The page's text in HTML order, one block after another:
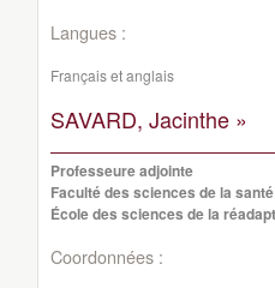
Langues :
Français et anglais
SAVARD, Jacinthe »
Professeure adjointe
Faculté des sciences de la santé
École des sciences de la
Coordonnées :